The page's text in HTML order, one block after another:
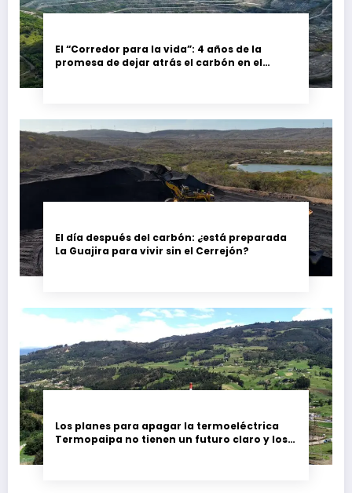
El “Corredor para la vida”: 4 años de la
promesa de dejar atrás el carbón en el
El día después del carbón: ¿está preparada
La Guajira para vivir sin el Cerrejón?
Los planes para apagar la termoeléctrica
Termopaipa no tienen un futuro claro y los